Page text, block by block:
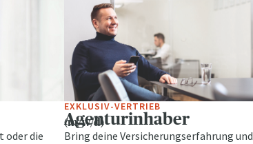
oder die
EXKLUSIV-VERTRIEB
Agenturinhaber
(m/w/d)
Bring deine Versicherungserfahrung und